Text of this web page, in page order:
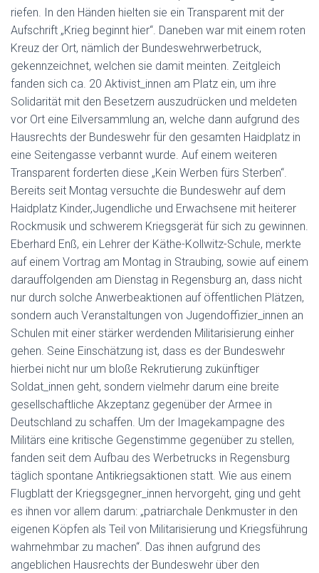
riefen. In den Händen hielten sie ein Transparent mit der
Aufschrift „Krieg beginnt hier“. Daneben war mit einem roten
Kreuz der Ort, nämlich der Bundeswehrwerbetruck,
gekennzeichnet, welchen sie damit meinten. Zeitgleich
fanden sich ca. 20 Aktivist_innen am Platz ein, um ihre
Solidarität mit den Besetzern auszudrücken und meldeten
vor Ort eine Eilversammlung an, welche dann aufgrund des
Hausrechts der Bundeswehr für den gesamten Haidplatz in
eine Seitengasse verbannt wurde. Auf einem weiteren
Transparent forderten diese „Kein Werben fürs Sterben“.
Bereits seit Montag versuchte die Bundeswehr auf dem
Haidplatz Kinder,Jugendliche und Erwachsene mit heiterer
Rockmusik und schwerem Kriegsgerät für sich zu gewinnen.
Eberhard Enß, ein Lehrer der Käthe-Kollwitz-Schule, merkte
auf einem Vortrag am Montag in Straubing, sowie auf einem
darauffolgenden am Dienstag in Regensburg an, dass nicht
nur durch solche Anwerbeaktionen auf öffentlichen Plätzen,
sondern auch Veranstaltungen von Jugendoffizier_innen an
Schulen mit einer stärker werdenden Militarisierung einher
gehen. Seine Einschätzung ist, dass es der Bundeswehr
hierbei nicht nur um bloße Rekrutierung zukünftiger
Soldat_innen geht, sondern vielmehr darum eine breite
gesellschaftliche Akzeptanz gegenüber der Armee in
Deutschland zu schaffen. Um der Imagekampagne des
Militärs eine kritische Gegenstimme gegenüber zu stellen,
fanden seit dem Aufbau des Werbetrucks in Regensburg
täglich spontane Antikriegsaktionen statt. Wie aus einem
Flugblatt der Kriegsgegner_innen hervorgeht, ging und geht
es ihnen vor allem darum: „patriarchale Denkmuster in den
eigenen Köpfen als Teil von Militarisierung und Kriegsführung
wahrnehmbar zu machen“. Das ihnen aufgrund des
angeblichen Hausrechts der Bundeswehr über den